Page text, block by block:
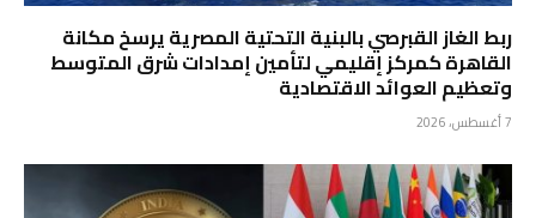
ربط الغاز القبرصي بالبنية التحتية المصرية يرسخ مكانة
القاهرة كمركز إقليمي لتأمين إمدادات شرق المتوسط
وتعظيم العوائد الاقتصادية
7 أغسطس، 2026